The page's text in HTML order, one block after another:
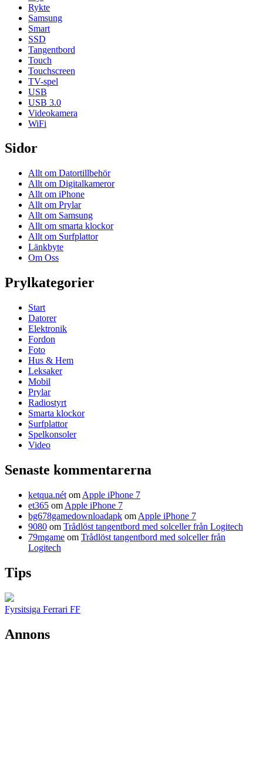
Rykte
Samsung
Smart
SSD
Tangentbord
Touch
Touchscreen
TV-spel
USB
USB 3.0
Videokamera
WiFi
Sidor
Allt om Datortillbehör
Allt om Digitalkameror
Allt om iPhone
Allt om Prylar
Allt om Samsung
Allt om smarta klockor
Allt om Surfplattor
Länkbyte
Om Oss
Prylkategorier
Start
Datorer
Elektronik
Fordon
Foto
Hus & Hem
Leksaker
Mobil
Prylar
Radiostyrt
Smarta klockor
Surfplattor
Spelkonsoler
Video
Senaste kommentarerna
ketqua.nét om Apple iPhone 7
et365 om Apple iPhone 7
bg678gamedownloadapk om Apple iPhone 7
9080 om Trådlöst tangentbord med solceller från Logitech
79mgame om Trådlöst tangentbord med solceller från
Logitech
Tips
Fyrsitsiga Ferrari FF
Annons